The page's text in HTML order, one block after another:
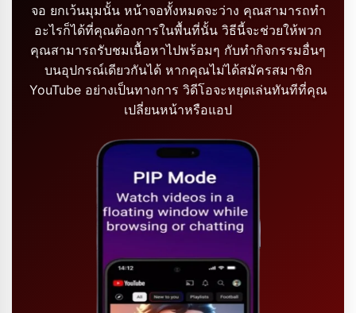
จอ ยกเว้นมุมนั้น หน้าจอทั้งหมดจะว่าง คุณสามารถทำ
อะไรก็ได้ที่คุณต้องการในพื้นที่นั้น วิธีนี้จะช่วยให้พวก
คุณสามารถรับชมเนื้อหาไปพร้อมๆ กับทำกิจกรรมอื่นๆ
บนอุปกรณ์เดียวกันได้ หากคุณไม่ได้สมัครสมาชิก
YouTube อย่างเป็นทางการ วิดีโอจะหยุดเล่นทันทีที่คุณ
เปลี่ยนหน้าหรือแอป